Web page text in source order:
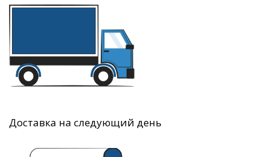
Доставка на следующий день